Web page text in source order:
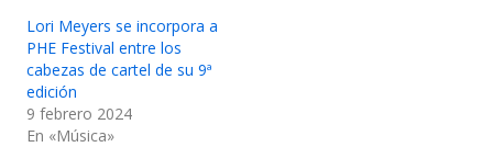
Lori Meyers se incorpora a
PHE Festival entre los
cabezas de cartel de su 9ª
edición
9 febrero 2024
En «Música»